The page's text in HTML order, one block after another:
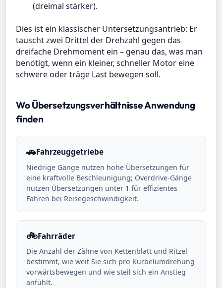
(dreimal stärker).
Dies ist ein klassischer Untersetzungsantrieb: Er
tauscht zwei Drittel der Drehzahl gegen das
dreifache Drehmoment ein – genau das, was man
benötigt, wenn ein kleiner, schneller Motor eine
schwere oder träge Last bewegen soll.
Wo Übersetzungsverhältnisse Anwendung
finden
🚗Fahrzeuggetriebe
Niedrige Gänge nutzen hohe Übersetzungen für
eine kraftvolle Beschleunigung; Overdrive-Gänge
nutzen Übersetzungen unter 1 für effizientes
Fahren bei Reisegeschwindigkeit.
🚲Fahrräder
Die Anzahl der Zähne von Kettenblatt und Ritzel
bestimmt, wie weit Sie sich pro Kurbelumdrehung
vorwärtsbewegen und wie steil sich ein Anstieg
anfühlt.